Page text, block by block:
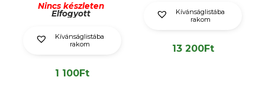
Nincs készleten
Elfogyott
Kívánságlistába
rakom
1 100Ft
Kívánságlistába
rakom
13 200Ft